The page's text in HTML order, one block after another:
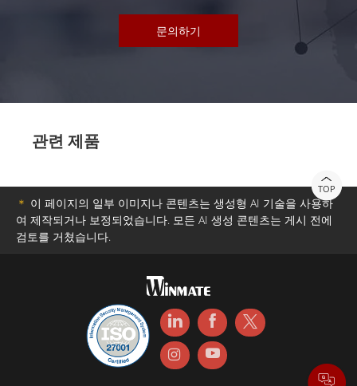
문의하기
관련 제품
TOP
＊ 이 페이지의 일부 이미지나 콘텐츠는 생성형 AI 기술을 사용하
여 제작되거나 보정되었습니다. 모든 AI 생성 콘텐츠는 게시 전에
검토를 거쳤습니다.